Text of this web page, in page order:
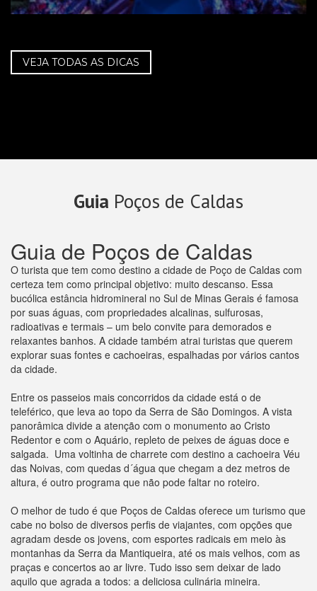
VEJA TODAS AS DICAS
Guia Poços de Caldas
Guia de Poços de Caldas
O turista que tem como destino a cidade de Poço de Caldas com
certeza tem como principal objetivo: muito descanso. Essa
bucólica estância hidromineral no Sul de Minas Gerais é famosa
por suas águas, com propriedades alcalinas, sulfurosas,
radioativas e termais – um belo convite para demorados e
relaxantes banhos. A cidade também atrai turistas que querem
explorar suas fontes e cachoeiras, espalhadas por vários cantos
da cidade.
Entre os passeios mais concorridos da cidade está o de
teleférico, que leva ao topo da Serra de São Domingos. A vista
panorâmica divide a atenção com o monumento ao Cristo
Redentor e com o Aquário, repleto de peixes de águas doce e
salgada. Uma voltinha de charrete com destino a cachoeira Véu
das Noivas, com quedas d´água que chegam a dez metros de
altura, é outro programa que não pode faltar no roteiro.
O melhor de tudo é que Poços de Caldas oferece um turismo que
cabe no bolso de diversos perfis de viajantes, com opções que
agradam desde os jovens, com esportes radicais em meio às
montanhas da Serra da Mantiqueira, até os mais velhos, com as
praças e concertos ao ar livre. Tudo isso sem deixar de lado
aquilo que agrada a todos: a deliciosa culinária mineira.